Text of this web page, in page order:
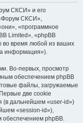
СКСИ» и его
СКСИ»,
«программное
Limited», «phpBB
во время любой из ваших
информация»).
Во-первых, просмотр
обеспечением phpBB
файлы, загружаемые
две cookie
(в дальнейшем «user-id»)
«session-id»),
обеспечением phpBB.